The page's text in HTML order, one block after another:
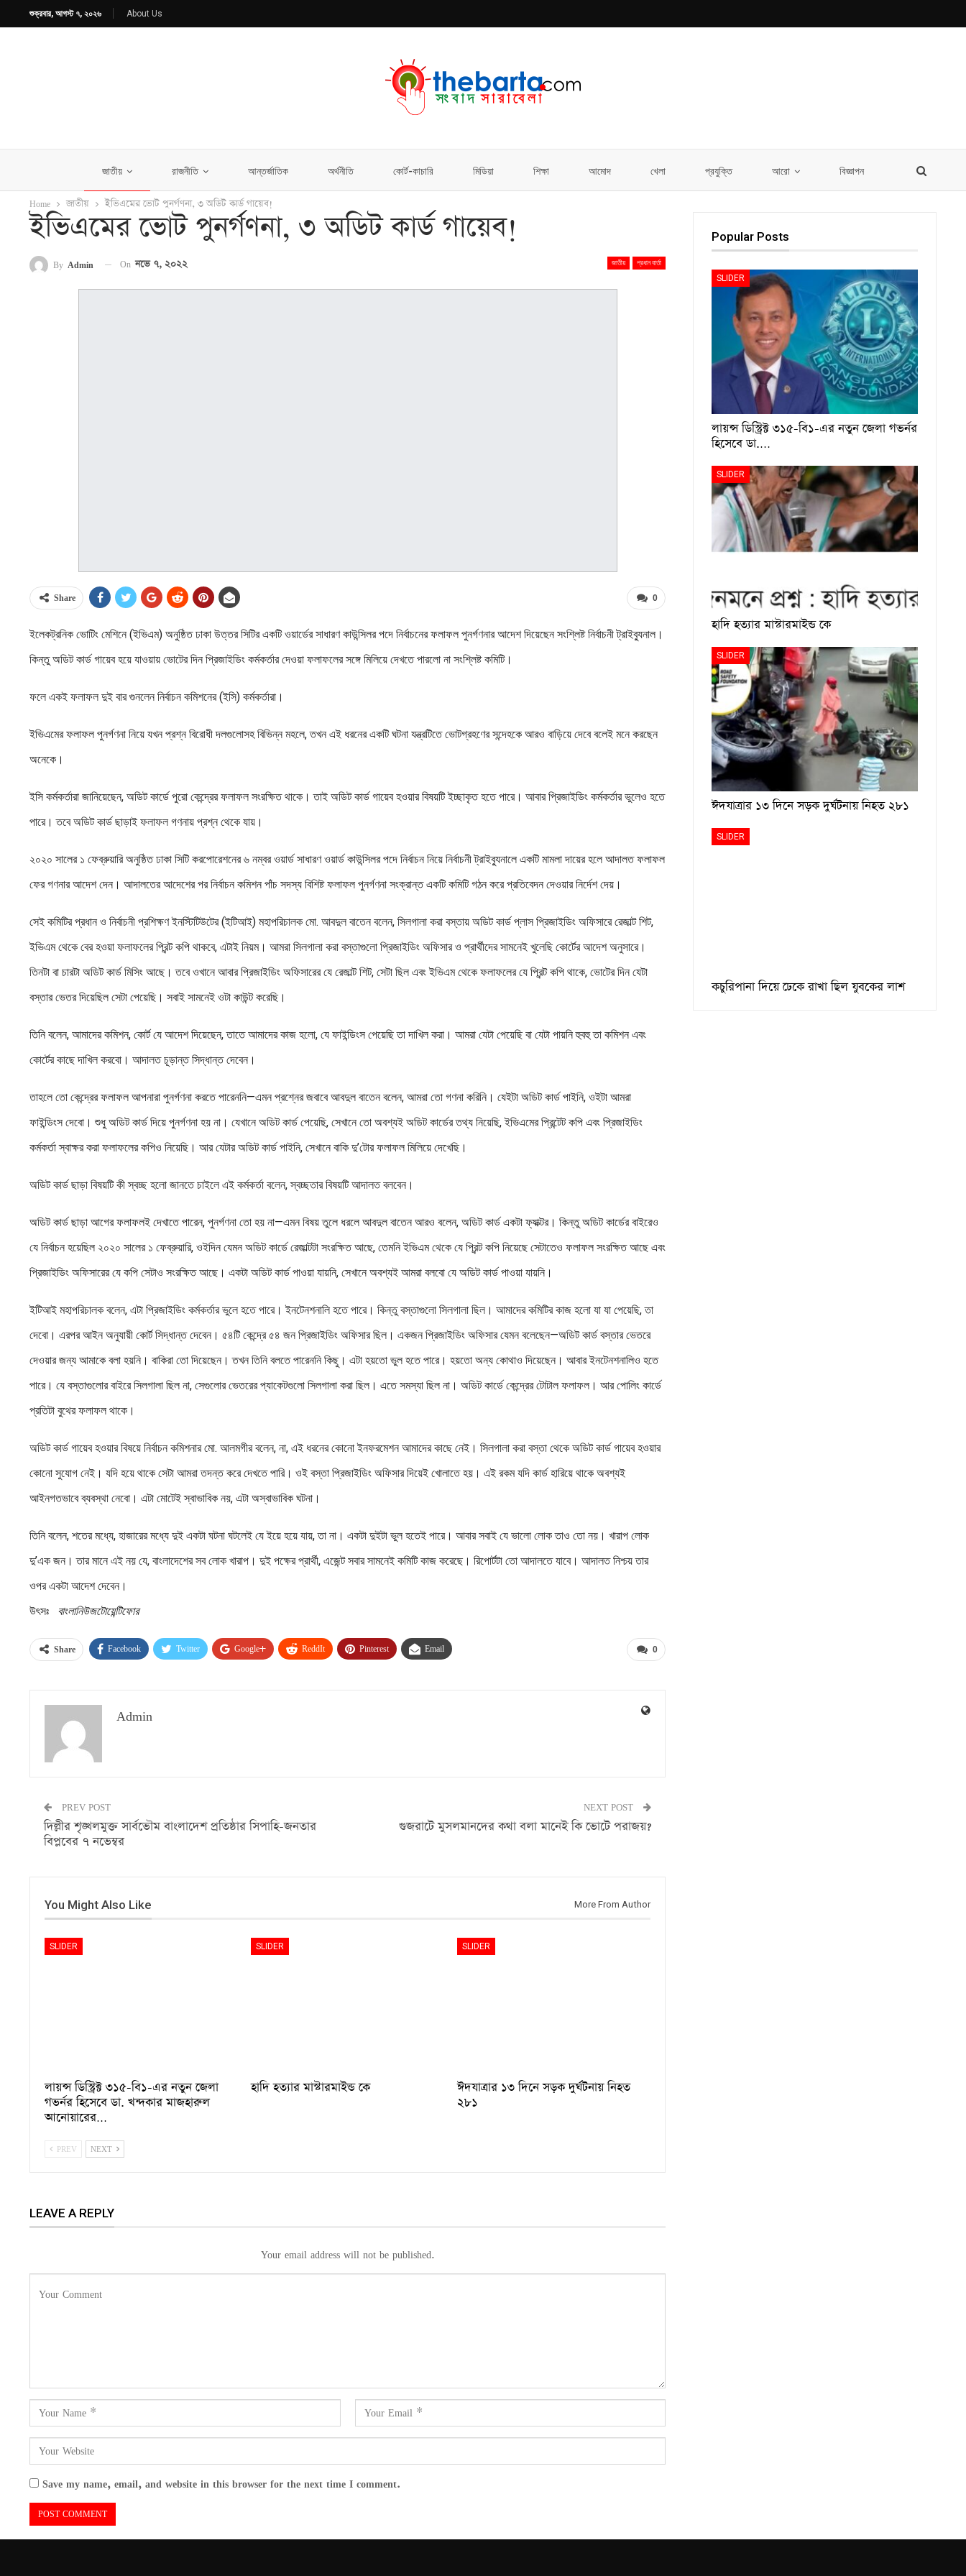
শুক্রবার, আগস্ট ৭, ২০২৬ About Us
জাতীয় রাজনীতি আন্তর্জাতিক অর্থনীতি কোর্ট-কাচারি মিডিয়া শিক্ষা আমোদ খেলা প্রযুক্তি আরো বিজ্ঞাপন
Home জাতীয় ইভিএমের ভোট পুনর্গণনা, ৩ অডিট কার্ড গায়েব!
ইভিএমের ভোট পুনর্গণনা, ৩ অডিট কার্ড গায়েব!
জাতীয় প্রধান বার্তা
By Admin On নভে ৭, ২০২২
0
Share
ইলেকট্রনিক ভোটিং মেশিনে (ইভিএম) অনুষ্ঠিত ঢাকা উত্তর সিটির একটি ওয়ার্ডের সাধারণ কাউন্সিলর পদে নির্বাচনের ফলাফল পুনর্গণনার আদেশ দিয়েছেন সংশ্লিষ্ট নির্বাচনী ট্রাইব্যুনাল।
কিন্তু অডিট কার্ড গায়েব হয়ে যাওয়ায় ভোটের দিন প্রিজাইডিং কর্মকর্তার দেওয়া ফলাফলের সঙ্গে মিলিয়ে দেখতে পারলো না সংশ্লিষ্ট কমিটি।
ফলে একই ফলাফল দুই বার গুনলেন নির্বাচন কমিশনের (ইসি) কর্মকর্তারা।
ইভিএমের ফলাফল পুনর্গণনা নিয়ে যখন প্রশ্ন বিরোধী দলগুলোসহ বিভিন্ন মহলে, তখন এই ধরনের একটি ঘটনা যন্ত্রটিতে ভোটগ্রহণের সন্দেহকে আরও বাড়িয়ে দেবে বলেই মনে করছেন
অনেকে।
ইসি কর্মকর্তারা জানিয়েছেন, অডিট কার্ডে পুরো কেন্দ্রের ফলাফল সংরক্ষিত থাকে। তাই অডিট কার্ড গায়েব হওয়ার বিষয়টি ইচ্ছাকৃত হতে পারে। আবার প্রিজাইডিং কর্মকর্তার ভুলেও হতে
পারে। তবে অডিট কার্ড ছাড়াই ফলাফল গণনায় প্রশ্ন থেকে যায়।
২০২০ সালের ১ ফেব্রুয়ারি অনুষ্ঠিত ঢাকা সিটি করপোরেশনের ৬ নম্বর ওয়ার্ড সাধারণ ওয়ার্ড কাউন্সিলর পদে নির্বাচন নিয়ে নির্বাচনী ট্রাইব্যুনালে একটি মামলা দায়ের হলে আদালত ফলাফল
ফের গণনার আদেশ দেন। আদালতের আদেশের পর নির্বাচন কমিশন পাঁচ সদস্য বিশিষ্ট ফলাফল পুনর্গণনা সংক্রান্ত একটি কমিটি গঠন করে প্রতিবেদন দেওয়ার নির্দেশ দেয়।
সেই কমিটির প্রধান ও নির্বাচনী প্রশিক্ষণ ইনস্টিটিউটের (ইটিআই) মহাপরিচালক মো. আবদুল বাতেন বলেন, সিলগালা করা বস্তায় অডিট কার্ড প্লাস প্রিজাইডিং অফিসারে রেজাল্ট শিট,
ইভিএম থেকে বের হওয়া ফলাফলের প্রিন্ট কপি থাকবে, এটাই নিয়ম। আমরা সিলগালা করা বস্তাগুলো প্রিজাইডিং অফিসার ও প্রার্থীদের সামনেই খুলেছি কোর্টের আদেশ অনুসারে।
তিনটা বা চারটা অডিট কার্ড মিসিং আছে। তবে ওখানে আবার প্রিজাইডিং অফিসারের যে রেজাল্ট শিট, সেটা ছিল এবং ইভিএম থেকে ফলাফলের যে প্রিন্ট কপি থাকে, ভোটের দিন যেটা
বস্তার ভেতর দিয়েছিল সেটা পেয়েছি। সবাই সামনেই ওটা কাউন্ট করেছি।
তিনি বলেন, আমাদের কমিশন, কোর্ট যে আদেশ দিয়েছেন, তাতে আমাদের কাজ হলো, যে ফাইন্ডিংস পেয়েছি তা দাখিল করা। আমরা যেটা পেয়েছি বা যেটা পায়নি হুবহু তা কমিশন এবং
কোর্টের কাছে দাখিল করবো। আদালত চূড়ান্ত সিদ্ধান্ত দেবেন।
তাহলে তো কেন্দ্রের ফলাফল আপনারা পুনর্গণনা করতে পারেননি—এমন প্রশ্নের জবাবে আবদুল বাতেন বলেন, আমরা তো গণনা করিনি। যেইটা অডিট কার্ড পাইনি, ওইটা আমরা
ফাইন্ডিংস দেবো। শুধু অডিট কার্ড দিয়ে পুনর্গণনা হয় না। যেখানে অডিট কার্ড পেয়েছি, সেখানে তো অবশ্যই অডিট কার্ডের তথ্য নিয়েছি, ইভিএমের প্রিন্টেট কপি এবং প্রিজাইডিং
কর্মকর্তা স্বাক্ষর করা ফলাফলের কপিও নিয়েছি। আর যেটার অডিট কার্ড পাইনি, সেখানে বাকি দু’টোর ফলাফল মিলিয়ে দেখেছি।
অডিট কার্ড ছাড়া বিষয়টি কী স্বচ্ছ হলো জানতে চাইলে এই কর্মকর্তা বলেন, স্বচ্ছতার বিষয়টি আদালত বলবেন।
অডিট কার্ড ছাড়া আগের ফলাফলই দেখাতে পারেন, পুনর্গণনা তো হয় না—এমন বিষয় তুলে ধরলে আবদুল বাতেন আরও বলেন, অডিট কার্ড একটা ফ্যাক্টর। কিন্তু অডিট কার্ডের বাইরেও
যে নির্বাচন হয়েছিল ২০২০ সালের ১ ফেব্রুয়ারি, ওইদিন যেমন অডিট কার্ডে রেজাল্টটা সংরক্ষিত আছে, তেমনি ইভিএম থেকে যে প্রিন্ট কপি নিয়েছে সেটাতেও ফলাফল সংরক্ষিত আছে এবং
প্রিজাইডিং অফিসারের যে কপি সেটাও সংরক্ষিত আছে। একটা অডিট কার্ড পাওয়া যায়নি, সেখানে অবশ্যই আমরা বলবো যে অডিট কার্ড পাওয়া যায়নি।
ইটিআই মহাপরিচালক বলেন, এটা প্রিজাইডিং কর্মকর্তার ভুলে হতে পারে। ইনটেনশনালি হতে পারে। কিন্তু বস্তাগুলো সিলগালা ছিল। আমাদের কমিটির কাজ হলো যা যা পেয়েছি, তা
দেবো। এরপর আইন অনুযায়ী কোর্ট সিদ্ধান্ত দেবেন। ৫৪টি কেন্দ্রে ৫৪ জন প্রিজাইডিং অফিসার ছিল। একজন প্রিজাইডিং অফিসার যেমন বলেছেন—অডিট কার্ড বস্তার ভেতরে
দেওয়ার জন্য আমাকে বলা হয়নি। বাকিরা তো দিয়েছেন। তখন তিনি বলতে পারেননি কিছু। এটা হয়তো ভুল হতে পারে। হয়তো অন্য কোথাও দিয়েছেন। আবার ইনটেনশনালিও হতে
পারে। যে বস্তাগুলোর বাইরে সিলগালা ছিল না, সেগুলোর ভেতরের প্যাকেটগুলো সিলগালা করা ছিল। এতে সমস্যা ছিল না। অডিট কার্ডে কেন্দ্রের টোটাল ফলাফল। আর পোলিং কার্ডে
প্রতিটা বুথের ফলাফল থাকে।
অডিট কার্ড গায়েব হওয়ার বিষয়ে নির্বাচন কমিশনার মো. আলমগীর বলেন, না, এই ধরনের কোনো ইনফরমেশন আমাদের কাছে নেই। সিলগালা করা বস্তা থেকে অডিট কার্ড গায়েব হওয়ার
কোনো সুযোগ নেই। যদি হয়ে থাকে সেটা আমরা তদন্ত করে দেখতে পারি। ওই বস্তা প্রিজাইডিং অফিসার দিয়েই খোলাতে হয়। এই রকম যদি কার্ড হারিয়ে থাকে অবশ্যই
আইনগতভাবে ব্যবস্থা নেবো। এটা মোটেই স্বাভাবিক নয়, এটা অস্বাভাবিক ঘটনা।
তিনি বলেন, শতের মধ্যে, হাজারের মধ্যে দুই একটা ঘটনা ঘটলেই যে ইয়ে হয়ে যায়, তা না। একটা দুইটা ভুল হতেই পারে। আবার সবাই যে ভালো লোক তাও তো নয়। খারাপ লোক
দু’এক জন। তার মানে এই নয় যে, বাংলাদেশের সব লোক খারাপ। দুই পক্ষের প্রার্থী, এজেন্ট সবার সামনেই কমিটি কাজ করেছে। রিপোর্টটা তো আদালতে যাবে। আদালত নিশ্চয় তার
ওপর একটা আদেশ দেবেন।
উৎসঃ
বাংলানিউজটোয়েন্টিফোর
0
Share Facebook Twitter Google+ ReddIt Pinterest Email
Admin
PREV POST
দিল্লীর শৃঙ্খলমুক্ত সার্বভৌম বাংলাদেশ প্রতিষ্ঠার সিপাহি-জনতার
বিপ্লবের ৭ নভেম্বর
NEXT POST
গুজরাটে মুসলমানদের কথা বলা মানেই কি ভোটে পরাজয়?
You Might Also Like More From Author
SLIDER
লায়ন্স ডিস্ট্রিক্ট ৩১৫-বি১-এর নতুন জেলা
গভর্নর হিসেবে ডা. খন্দকার মাজহারুল
আনোয়ারের…
SLIDER
হাদি হত্যার মাস্টারমাইন্ড কে
SLIDER
ঈদযাত্রার ১৩ দিনে সড়ক দুর্ঘটনায় নিহত
২৮১
PREV NEXT
LEAVE A REPLY
Your email address will not be published.
Save my name, email, and website in this browser for the next time I comment.
Popular Posts
SLIDER
লায়ন্স ডিস্ট্রিক্ট ৩১৫-বি১-এর নতুন জেলা গভর্নর
হিসেবে ডা.…
SLIDER
হাদি হত্যার মাস্টারমাইন্ড কে
SLIDER
ঈদযাত্রার ১৩ দিনে সড়ক দুর্ঘটনায় নিহত ২৮১
SLIDER
কচুরিপানা দিয়ে ঢেকে রাখা ছিল যুবকের লাশ